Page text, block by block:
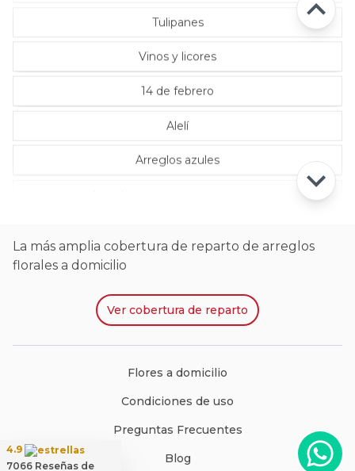
14 de febrero
Alelí
Arreglos azules
Tulipanes
Vinos y licores
La más amplia cobertura de reparto de arreglos
florales a domicilio
Ver cobertura de reparto
Flores a domicilio
Condiciones de uso
Preguntas Frecuentes
Blog
4.9
7066 Reseñas de